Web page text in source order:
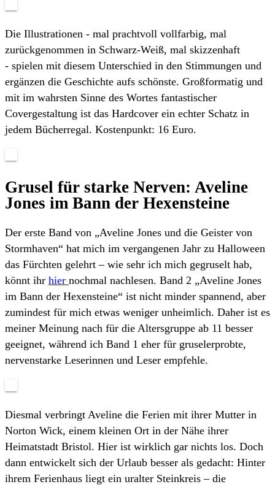
Die Illustrationen - mal prachtvoll vollfarbig, mal
zurückgenommen in Schwarz-Weiß, mal skizzenhaft
- spielen mit diesem Unterschied in den Stimmungen und
ergänzen die Geschichte aufs schönste. Großformatig und
mit im wahrsten Sinne des Wortes fantastischer
Covergestaltung ist das Hardcover ein echter Schatz in
jedem Bücherregal. Kostenpunkt: 16 Euro.
Grusel für starke Nerven: Aveline
Jones im Bann der Hexensteine
Der erste Band von „Aveline Jones und die Geister von
Stormhaven“ hat mich im vergangenen Jahr zu Halloween
das Fürchten gelehrt – wie sehr ich mich gegruselt hab,
könnt ihr hier nochmal nachlesen. Band 2 „Aveline Jones
im Bann der Hexensteine“ ist nicht minder spannend, aber
zumindest für mich etwas weniger unheimlich. Daher ist es
meiner Meinung nach für die Altersgruppe ab 11 besser
geeignet, während ich Band 1 eher für gruselerprobte,
nervenstarke Leserinnen und Leser empfehle.
Diesmal verbringt Aveline die Ferien mit ihrer Mutter in
Norton Wick, einem kleinen Ort in der Nähe ihrer
Heimatstadt Bristol. Hier ist wirklich gar nichts los. Doch
dann entwickelt sich der Urlaub besser als gedacht: Hinter
ihrem Ferienhaus liegt ein uralter Steinkreis – die